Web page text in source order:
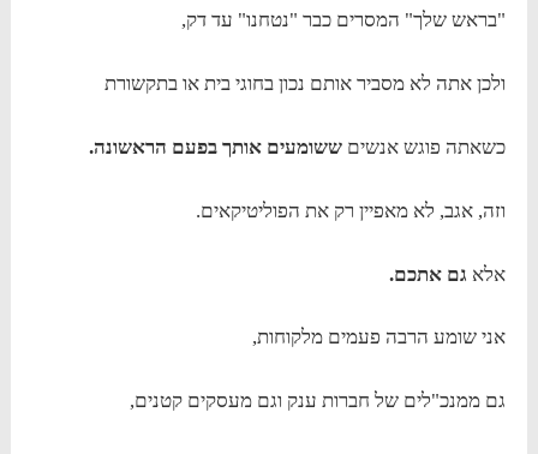
"בראש שלך" המסרים כבר "נטחנו" עד דק,
ולכן אתה לא מסביר אותם נכון בחוגי בית או בתקשורת
כשאתה פוגש אנשיםששומעים אותך בפעם הראשונה.
וזה, אגב, לא מאפיין רק את הפוליטיקאים.
אלא גם אתכם.
אני שומע הרבה פעמים מלקוחות,
גם ממנכ"לים של חברות ענק וגם מעסקים קטנים,